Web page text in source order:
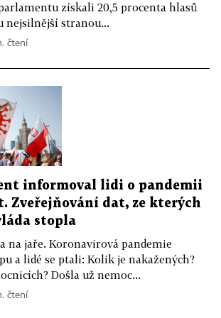
získali 20,5 procenta hlasů
nejsilnější stranou...
čtení
informoval lidi o pandemii
Zveřejňování dat, ze kterých
stopla
na jaře. Koronavirová pandemie
a lidé se ptali: Kolik je nakažených?
Došla už nemoc...
čtení